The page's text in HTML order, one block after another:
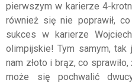
pierwszym w karierze 4-
również się nie poprawił,
sukces w karierze
olimpijskie! Tym samym, tak
nam złoto i brąz, co
może się pochwalić